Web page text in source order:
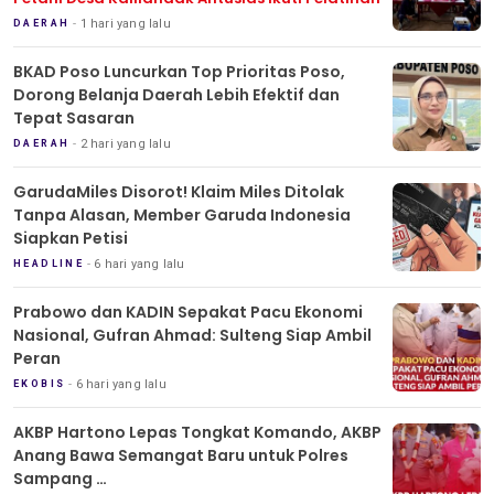
DAERAH 1 hari yang lalu
BKAD Poso Luncurkan Top Prioritas Poso,
Dorong Belanja Daerah Lebih Efektif dan
Tepat Sasaran
DAERAH 2 hari yang lalu
GarudaMiles Disorot! Klaim Miles Ditolak
Tanpa Alasan, Member Garuda Indonesia
Siapkan Petisi
HEADLINE 6 hari yang lalu
Prabowo dan KADIN Sepakat Pacu Ekonomi
Nasional, Gufran Ahmad: Sulteng Siap Ambil
Peran
EKOBIS 6 hari yang lalu
AKBP Hartono Lepas Tongkat Komando, AKBP
Anang Bawa Semangat Baru untuk Polres
Sampang